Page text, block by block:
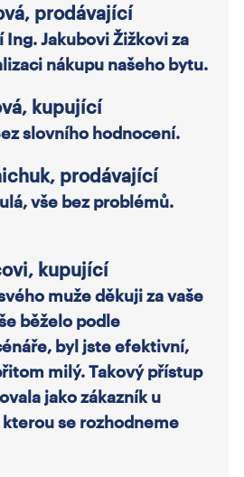
prodávající
Jakubovi Žižkovi za
nákupu našeho bytu.
kupující
slovního hodnocení.
prodávající
vše bez problémů.
kupující
muže děkuji za vaše
běželo podle
byl jste efektivní,
milý. Takový přístup
jako zákazník u
se rozhodneme